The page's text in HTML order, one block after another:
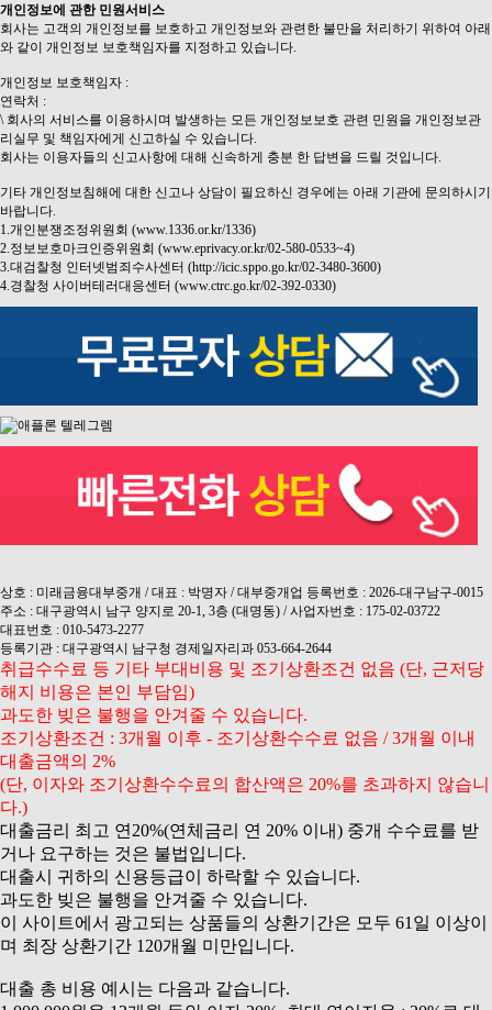
개인정보에 관한 민원서비스
회사는 고객의 개인정보를 보호하고 개인정보와 관련한 불만을 처리하기 위하여 아래
와 같이 개인정보 보호책임자를 지정하고 있습니다.
개인정보 보호책임자 :
연락처 :
\ 회사의 서비스를 이용하시며 발생하는 모든 개인정보보호 관련 민원을 개인정보관
리실무 및 책임자에게 신고하실 수 있습니다.
회사는 이용자들의 신고사항에 대해 신속하게 충분 한 답변을 드릴 것입니다.
기타 개인정보침해에 대한 신고나 상담이 필요하신 경우에는 아래 기관에 문의하시기
바랍니다.
1.개인분쟁조정위원회 (www.1336.or.kr/1336)
2.정보보호마크인증위원회 (www.eprivacy.or.kr/02-580-0533~4)
3.대검찰청 인터넷범죄수사센터 (http://icic.sppo.go.kr/02-3480-3600)
4.경찰청 사이버테러대응센터 (www.ctrc.go.kr/02-392-0330)
상호 : 미래금융대부중개 / 대표 : 박명자 / 대부중개업 등록번호 : 2026-대구남구-0015
주소 : 대구광역시 남구 양지로 20-1, 3층 (대명동) / 사업자번호 : 175-02-03722
대표번호 : 010-5473-2277
등록기관 : 대구광역시 남구청 경제일자리과 053-664-2644
취급수수료 등 기타 부대비용 및 조기상환조건 없음 (단, 근저당
해지 비용은 본인 부담임)
과도한 빚은 불행을 안겨줄 수 있습니다.
조기상환조건 : 3개월 이후 - 조기상환수수료 없음 / 3개월 이내
대출금액의 2%
(단, 이자와 조기상환수수료의 합산액은 20%를 초과하지 않습니
다.)
대출금리 최고 연20%(연체금리 연 20% 이내) 중개 수수료를 받
거나 요구하는 것은 불법입니다.
대출시 귀하의 신용등급이 하락할 수 있습니다.
과도한 빚은 불행을 안겨줄 수 있습니다.
이 사이트에서 광고되는 상품들의 상환기간은 모두 61일 이상이
며 최장 상환기간 120개월 미만입니다.
대출 총 비용 예시는 다음과 같습니다.